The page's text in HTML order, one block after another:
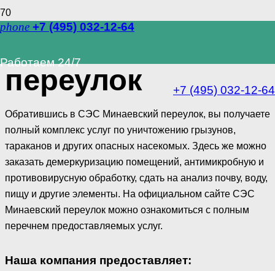
phone +7 (495) 032-12-64
Работаем 24/7
+7 (495) 032-12-64
переулок
Обратившись в СЭС Минаевский переулок, вы получаете
полный комплекс услуг по уничтожению грызунов,
тараканов и других опасных насекомых. Здесь же можно
заказать демеркуризацию помещений, антимикробную и
противовирусную обработку, сдать на анализ почву, воду,
пищу и другие элементы. На официальном сайте СЭС
Минаевский переулок можно ознакомиться с полным
перечнем предоставляемых услуг.
Наша компания предоставляет: